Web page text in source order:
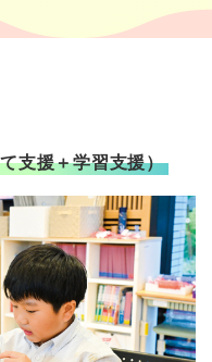
支援＋学習支援）